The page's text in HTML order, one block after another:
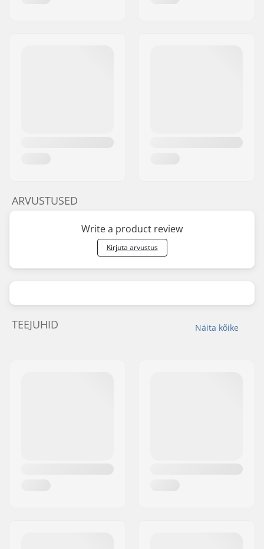
ARVUSTUSED
Write a product review
Kirjuta arvustus
Näita kõike
TEEJUHID